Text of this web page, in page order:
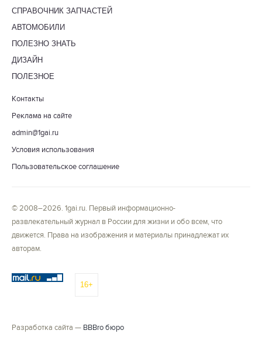
СПРАВОЧНИК ЗАПЧАСТЕЙ
АВТОМОБИЛИ
ПОЛЕЗНО ЗНАТЬ
ДИЗАЙН
ПОЛЕЗНОЕ
Контакты
Реклама на сайте
admin@1gai.ru
Условия использования
Пользовательское соглашение
© 2008–2026. 1gai.ru. Первый информационно-
развлекательный журнал в России для жизни и обо всем, что
движется. Права на изображения и материалы принадлежат их
авторам.
16+
Разработка сайта — BBBro бюро